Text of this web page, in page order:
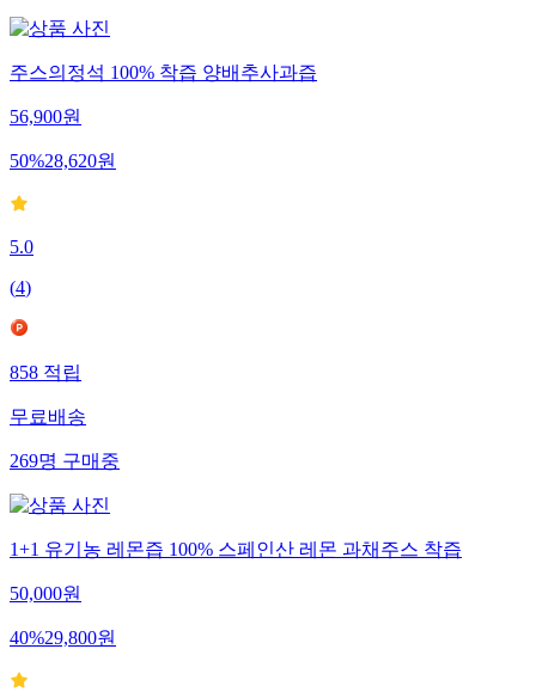
주스의정석 100% 착즙 양배추사과즙
56,900원
50%28,620원
5.0
(4)
858적립
무료배송
269명구매중
1+1 유기농 레몬즙 100% 스페인산 레몬 과채주스 착즙
50,000원
40%29,800원